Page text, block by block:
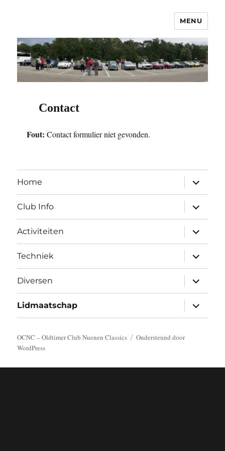
OCNC – Oldtimer Club Nuenen
Classics
MENU
Contact
Fout: Contact formulier niet gevonden.
Home
Club Info
Activiteiten
Techniek
Diversen
Lidmaatschap
OCNC – Oldtimer Club Nuenen Classics
Ondersteund door
WordPress